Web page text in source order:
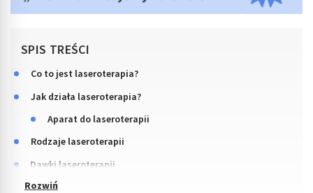
SPIS TREŚCI
Co to jest laseroterapia?
Jak działa laseroterapia?
Aparat do laseroterapii
Rodzaje laseroterapii
Dawki laseroterapii